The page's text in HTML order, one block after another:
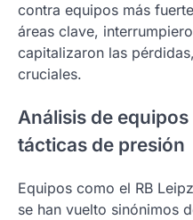
contra equipos más
áreas clave,
capitalizaron las
cruciales.
Análisis de
tácticas de presión
Equipos como el RB
se han vuelto sinónimos